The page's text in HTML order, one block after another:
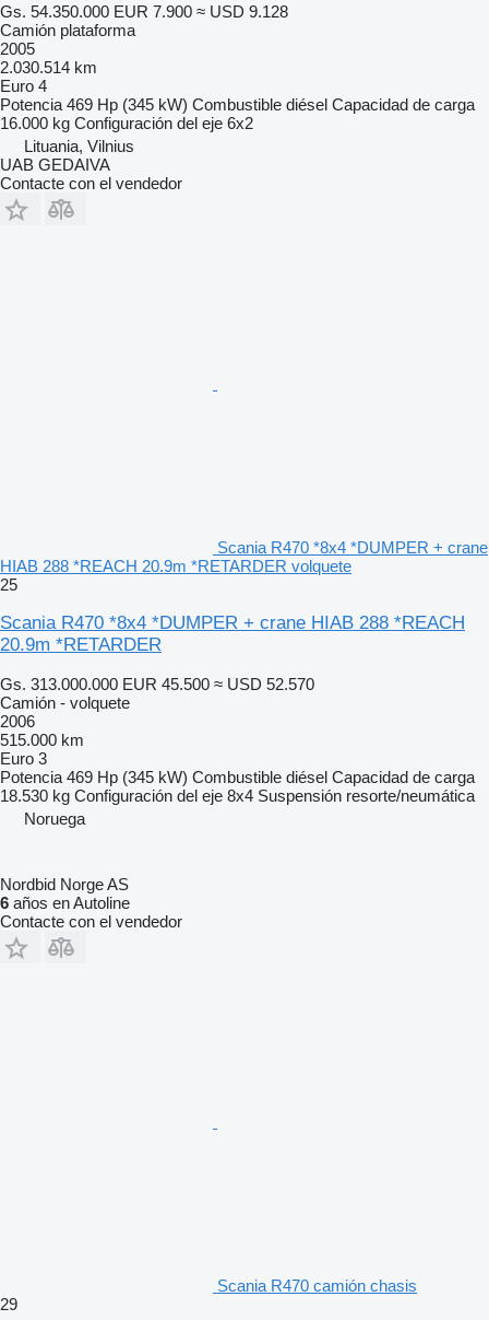
Gs. 54.350.000 EUR 7.900 ≈ USD 9.128
Camión plataforma
2005
2.030.514 km
Euro 4
Potencia 469 Hp (345 kW) Combustible diésel Capacidad de carga
16.000 kg Configuración del eje 6x2
Lituania, Vilnius
UAB GEDAIVA
Contacte con el vendedor
Scania R470 *8x4 *DUMPER + crane
HIAB 288 *REACH 20.9m *RETARDER volquete
25
Scania R470 *8x4 *DUMPER + crane HIAB 288 *REACH
20.9m *RETARDER
Gs. 313.000.000 EUR 45.500 ≈ USD 52.570
Camión - volquete
2006
515.000 km
Euro 3
Potencia 469 Hp (345 kW) Combustible diésel Capacidad de carga
18.530 kg Configuración del eje 8x4 Suspensión resorte/neumática
Noruega
Nordbid Norge AS
6 años en Autoline
Contacte con el vendedor
Scania R470 camión chasis
29